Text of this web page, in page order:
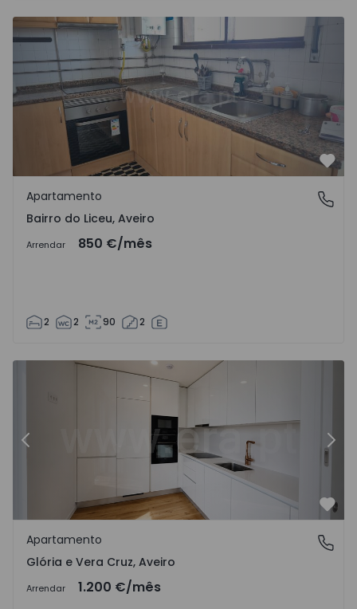
Apartamento T2 Aveiro, Bairro do Liceu - 1570926 - 1
Bairro do Liceu, Aveiro
Apartamento
Bairro do Liceu, Aveiro
Arrendar 850 €/mês
2 2 90 2
Apartamento T2 Águeda, Aguada de Cima - 1557688 - 4
Anterior
Glória e Vera Cruz, Aveiro
Apartamento
Glória e Vera Cruz, Aveiro
Arrendar 1.200 €/mês